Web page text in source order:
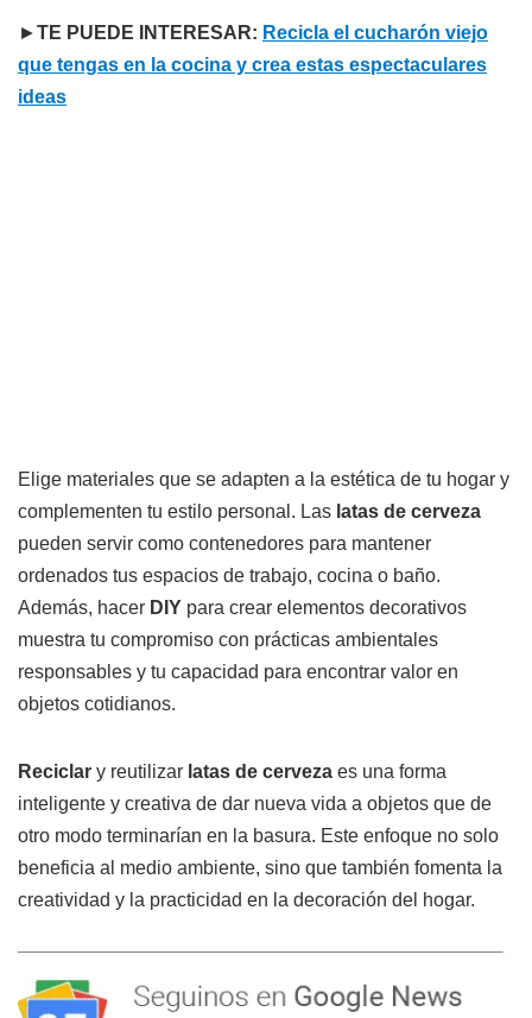
►TE PUEDE INTERESAR: Recicla el cucharón viejo
que tengas en la cocina y crea estas espectaculares
ideas
Elige materiales que se adapten a la estética de tu hogar y
complementen tu estilo personal. Las latas de cerveza
pueden servir como contenedores para mantener
ordenados tus espacios de trabajo, cocina o baño.
Además, hacer DIY para crear elementos decorativos
muestra tu compromiso con prácticas ambientales
responsables y tu capacidad para encontrar valor en
objetos cotidianos.
Reciclar y reutilizar latas de cerveza es una forma
inteligente y creativa de dar nueva vida a objetos que de
otro modo terminarían en la basura. Este enfoque no solo
beneficia al medio ambiente, sino que también fomenta la
creatividad y la practicidad en la decoración del hogar.